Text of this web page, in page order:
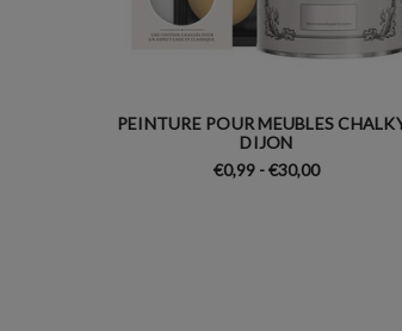
PEINTURE POUR MEUBLES
DIJON
€0,99 - €30,00